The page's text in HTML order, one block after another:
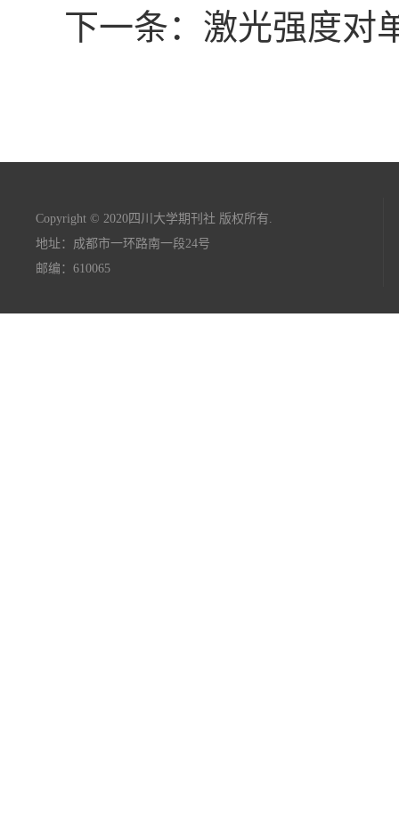
下一条：激光强度对
Copyright © 2020四川大学期刊社 版权所有.
地址：成都市一环路南一段24号
邮编：610065